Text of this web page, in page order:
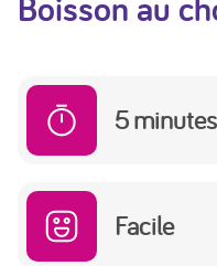
5minutes
Facile